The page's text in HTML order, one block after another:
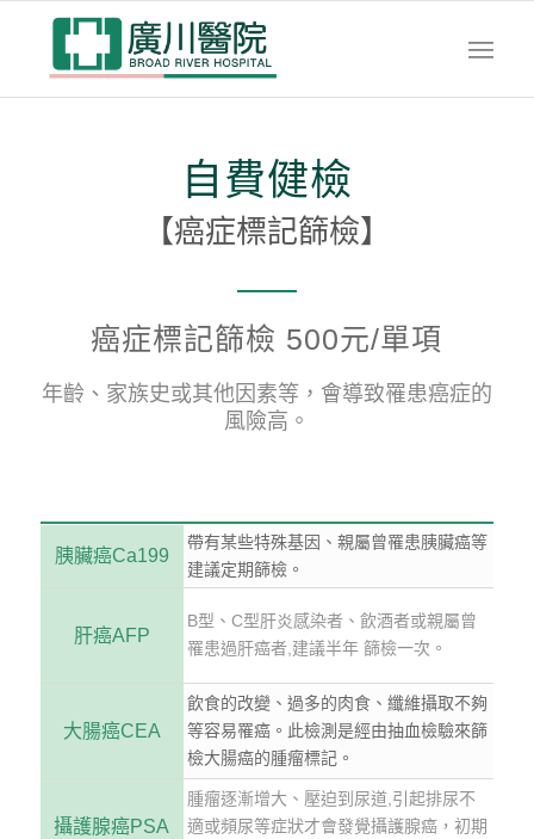
自費健檢
【癌症標記篩檢】
癌症標記篩檢 500元/單項
年齡、家族史或其他因素等，會導致罹患癌症的
風險高。
胰臟癌Ca199
帶有某些特殊基因、親屬曾罹患胰臟癌等
建議定期篩檢。
肝癌AFP
B型、C型肝炎感染者、飲酒者或親屬曾
罹患過肝癌者,建議半年 篩檢一次。
大腸癌CEA
飲食的改變、過多的肉食、纖維攝取不夠
等容易罹癌。此檢測是經由抽血檢驗來篩
檢大腸癌的腫瘤標記。
攝護腺癌PSA
腫瘤逐漸增大、壓迫到尿道,引起排尿不
適或頻尿等症狀才會發覺攝護腺癌，初期